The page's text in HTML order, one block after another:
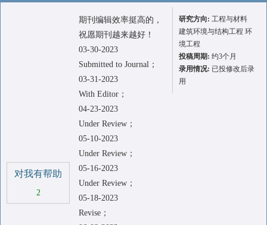
对我有帮助
2
期刊编辑效率挺高的，
祝愿期刊越来越好！
03-30-2023
Submitted to Journal；
03-31-2023
With Editor；
04-23-2023
Under Review；
05-10-2023
Under Review；
05-16-2023
Under Review；
05-18-2023
Revise；
研究方向: 工程与材料
建筑环境与结构工程 环
境工程
投稿周期: 约3个月
录用情况: 已投修改后录
用